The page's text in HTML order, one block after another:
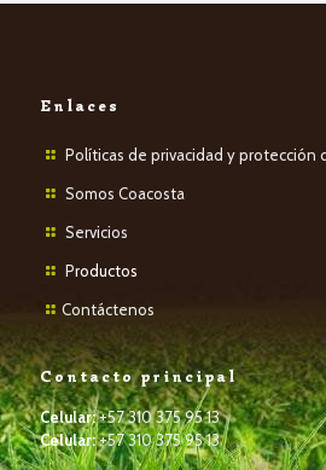
Enlaces
Políticas de privacidad y protección
Somos Coacosta
Servicios
Productos
Contáctenos
Contacto principal
Celular:+57 310 375 95 13
Celular:+57 310 375 95 13